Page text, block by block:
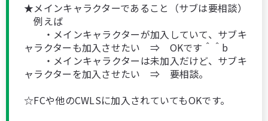
★メインキャラクターであること（サブは要相談）
例えば
・メインキャラクターが加入していて、サブキ
ャラクターも加入させたい ⇒ OKです＾＾b
・メインキャラクターは未加入だけど、サブキ
ャラクターを加入させたい ⇒ 要相談。
☆FCや他のCWLSに加入されていてもOKです。